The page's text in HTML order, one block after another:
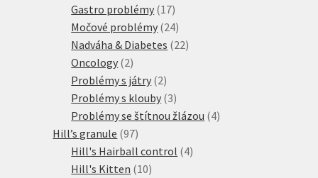
produktů
Gastro problémy 1717
produktů
Močové problémy 2424
produktů
Nadváha & Diabetes 2222
Oncology 22
produkty
Problémy s játry 22
produkty
Problémy s klouby 33
produkty
Problémy se štítnou žlázou 44
Hill’s granule 9797
produktů
Hill's Hairball control 44
Hill's Kitten 1010